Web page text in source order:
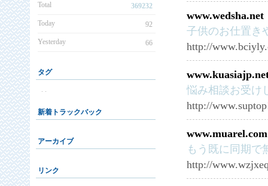
www.wedsha.net
子供のお仕置き
http://
悩み相談お受け
http://
www.muarel.com
もう既に同期で
http://
Total 369232
Today 92
Yesterday 66
タグ
. .
新着トラックバック
アーカイブ
リンク